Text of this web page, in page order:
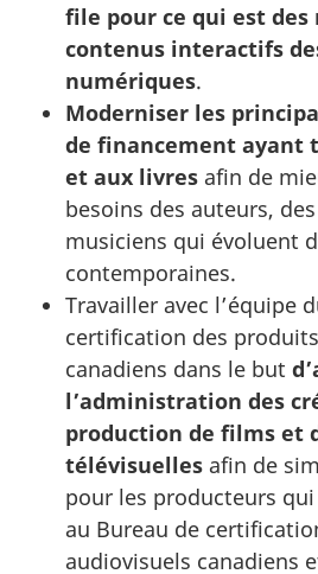
file pour ce qui est des
contenus interactifs
numériques.
Moderniser les
de financement ayant
et aux livres afin de
besoins des auteurs,
musiciens qui évoluent
contemporaines.
Travailler avec l’équipe
certification des
canadiens dans le but
l’administration des
production de films et
télévisuelles afin de
pour les producteurs
au Bureau de
audiovisuels canadiens